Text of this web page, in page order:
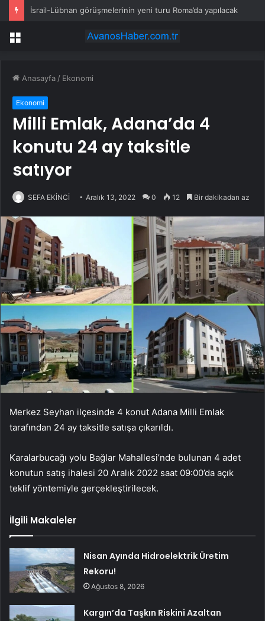
İsrail-Lübnan görüşmelerinin yeni turu Roma’da yapılacak
Menü
Anasayfa / Ekonomi
Ekonomi
Milli Emlak, Adana’da 4
konutu 24 ay taksitle
satıyor
SEFA EKİNCİ Aralık 13, 2022 0 12 Bir dakikadan az
Merkez Seyhan ilçesinde 4 konut Adana Milli Emlak
tarafından 24 ay taksitle satışa çıkarıldı.
Karalarbucağı yolu Bağlar Mahallesi’nde bulunan 4 adet
konutun satış ihalesi 20 Aralık 2022 saat 09:00’da açık
teklif yöntemiyle gerçekleştirilecek.
İlgili Makaleler
Nisan Ayında Hidroelektrik Üretim
Rekoru!
Ağustos 8, 2026
Kargın’da Taşkın Riskini Azaltan